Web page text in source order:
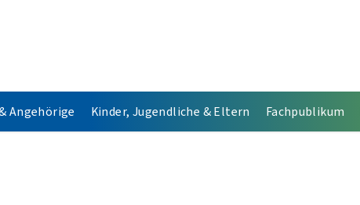
Angehörige Kinder, Jugendliche & Eltern Fachpublikum